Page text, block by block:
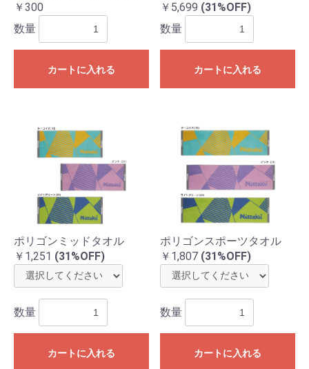
￥300
数量
カートに入れる
￥5,699 (31%OFF)
数量
カートに入れる
ポリゴンミッドタオル
￥1,251 (31%OFF)
数量
カートに入れる
ポリゴンスポーツタオル
￥1,807 (31%OFF)
数量
カートに入れる